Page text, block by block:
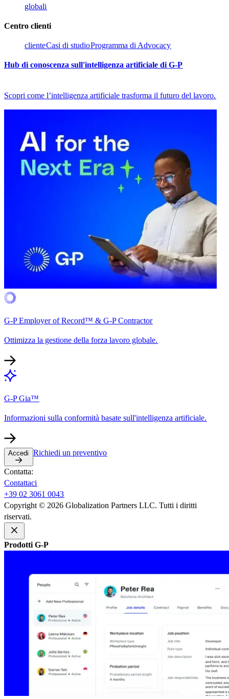
globali​​
Centro clienti​​
cliente​​Casi di studio​​Programma di Advocacy​​
Hub di conoscenza sull'intelligenza artificiale di G-P​​
Scopri come l’intelligenza artificiale trasforma il futuro del lavoro.​​
G-P Employer of Record™ & G-P Contractor​​
Ottimizza la gestione della forza lavoro globale.​​
G-P Gia™​​
Informazioni sulla conformità basate sull'intelligenza artificiale.​​
Accedi​​ Richiedi un preventivo​​
Contatta:​​
Contattaci​​
+39 02 3061 0043​​
Copyright © 2026 Globalization Partners LLC. Tutti i diritti
riservati.​​
Prodotti G-P​​